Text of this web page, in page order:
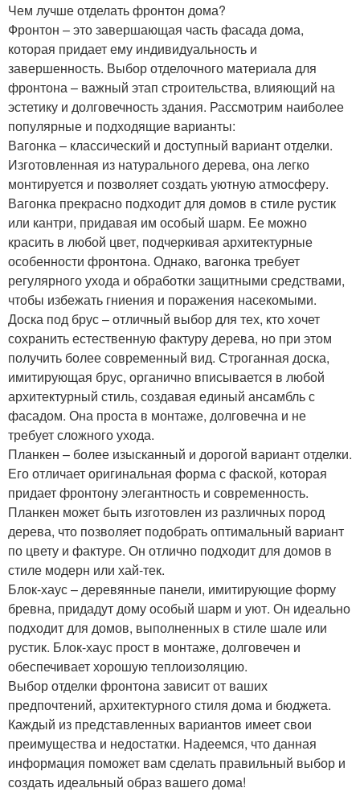
Чем лучше отделать фронтон дома?
Фронтон – это завершающая часть фасада дома,
которая придает ему индивидуальность и
завершенность. Выбор отделочного материала для
фронтона – важный этап строительства, влияющий на
эстетику и долговечность здания. Рассмотрим наиболее
популярные и подходящие варианты:
Вагонка – классический и доступный вариант отделки.
Изготовленная из натурального дерева, она легко
монтируется и позволяет создать уютную атмосферу.
Вагонка прекрасно подходит для домов в стиле рустик
или кантри, придавая им особый шарм. Ее можно
красить в любой цвет, подчеркивая архитектурные
особенности фронтона. Однако, вагонка требует
регулярного ухода и обработки защитными средствами,
чтобы избежать гниения и поражения насекомыми.
Доска под брус – отличный выбор для тех, кто хочет
сохранить естественную фактуру дерева, но при этом
получить более современный вид. Строганная доска,
имитирующая брус, органично вписывается в любой
архитектурный стиль, создавая единый ансамбль с
фасадом. Она проста в монтаже, долговечна и не
требует сложного ухода.
Планкен – более изысканный и дорогой вариант отделки.
Его отличает оригинальная форма с фаской, которая
придает фронтону элегантность и современность.
Планкен может быть изготовлен из различных пород
дерева, что позволяет подобрать оптимальный вариант
по цвету и фактуре. Он отлично подходит для домов в
стиле модерн или хай-тек.
Блок-хаус – деревянные панели, имитирующие форму
бревна, придадут дому особый шарм и уют. Он идеально
подходит для домов, выполненных в стиле шале или
рустик. Блок-хаус прост в монтаже, долговечен и
обеспечивает хорошую теплоизоляцию.
Выбор отделки фронтона зависит от ваших
предпочтений, архитектурного стиля дома и бюджета.
Каждый из представленных вариантов имеет свои
преимущества и недостатки. Надеемся, что данная
информация поможет вам сделать правильный выбор и
создать идеальный образ вашего дома!